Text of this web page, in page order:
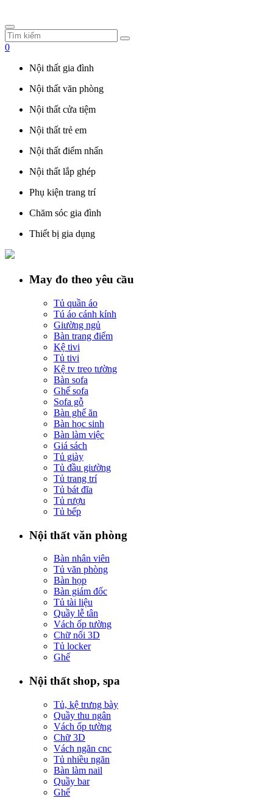
0
Nội thất gia đình
Nội thất văn phòng
Nội thất cửa tiệm
Nội thất trẻ em
Nội thất điểm nhấn
Nội thất lắp ghép
Phụ kiện trang trí
Chăm sóc gia đình
Thiết bị gia dụng
May đo theo yêu cầu
Tủ quần áo
Tú áo cánh kính
Giường ngủ
Bàn trang điểm
Kệ tivi
Tủ tivi
Kệ tv treo tường
Bàn sofa
Ghế sofa
Sofa gỗ
Bàn ghế ăn
Bàn học sinh
Bàn làm việc
Giá sách
Tủ giày
Tủ đầu giường
Tủ trang trí
Tủ bát đĩa
Tủ rượu
Tủ bếp
Nội thất văn phòng
Bàn nhân viên
Tủ văn phòng
Bàn họp
Bàn giám đốc
Tủ tài liệu
Quầy lễ tân
Vách ốp tường
Chữ nổi 3D
Tủ locker
Ghế
Nội thất shop, spa
Tủ, kệ trưng bày
Quầy thu ngân
Vách ốp tường
Chữ 3D
Vách ngăn cnc
Tủ nhiều ngăn
Bàn làm nail
Quầy bar
Ghế